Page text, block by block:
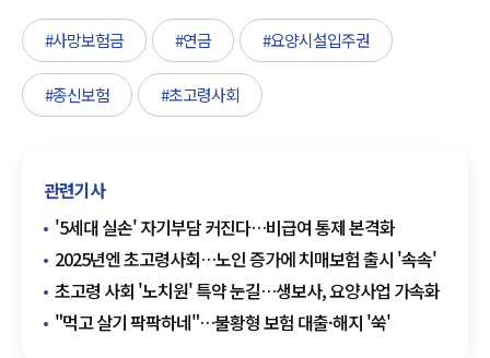
#사망보험금 #연금 #요양시설입주권
#종신보험 #초고령사회
관련기사
'5세대 실손' 자기부담 커진다…비급여 통제 본격화
2025년엔 초고령사회…노인 증가에 치매보험 출시 '속속'
초고령 사회 '노치원' 특약 눈길…생보사, 요양사업 가속화
"먹고 살기 팍팍하네"…불황형 보험 대출·해지 '쑥'